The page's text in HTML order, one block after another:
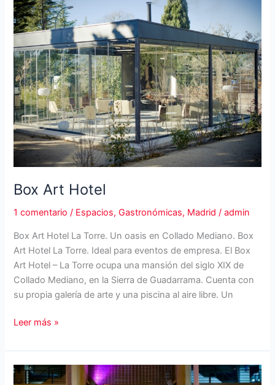
Box Art Hotel
1 comentario / Espacios,Gastronómicas, Madrid /admin
Box Art Hotel La Torre. Un oasis en Collado Mediano. Box
Art Hotel La Torre. Ideal para eventos de empresa. El Box
Art Hotel – La Torre ocupa una mansión del siglo XIX de
Collado Mediano, en la Sierra de Guadarrama. Cuenta con
su propia galería de arte y una piscina al aire libre. Un
Box
Hotel
Leer más »